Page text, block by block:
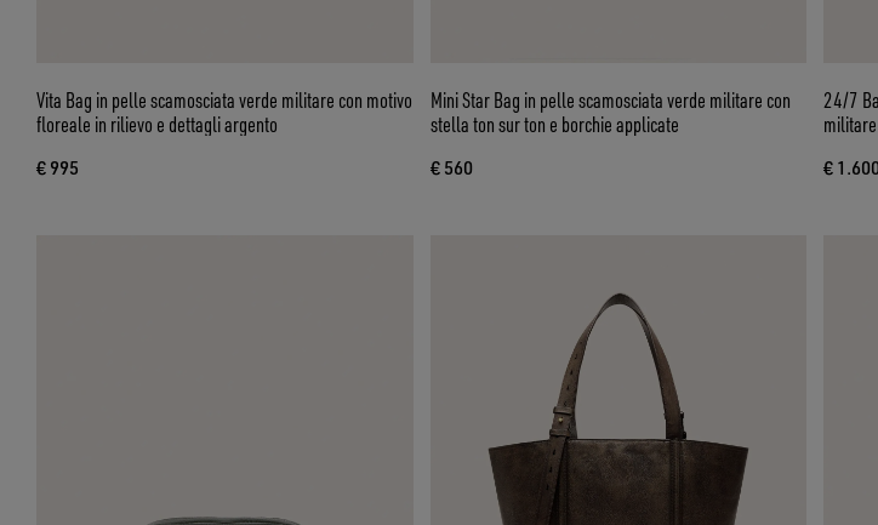
Vita Bag in pelle scamosciata verde militare con motivo
floreale in rilievo e dettagli argento
€ 995
Mini Star Bag in pelle scamosciata verde militare con
stella ton sur ton e borchie applicate
€ 560
24/7
€